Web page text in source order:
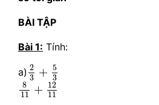
BÀI TẬP
Bài 1: Tính:
a) 2
3 + 5
3
2 5
8
11 + 12
11
811 12